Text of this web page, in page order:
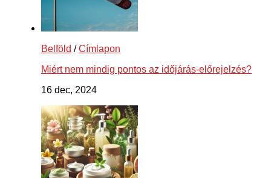
Belföld /Címlapon
Miért nem mindig pontos az időjárás-előrejelzés?
16 dec, 2024